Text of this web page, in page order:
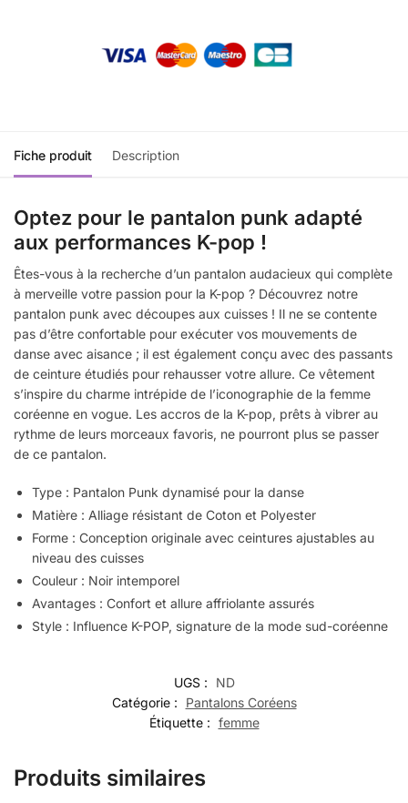
Fiche produit Description
Optez pour le pantalon punk adapté
aux performances K-pop !
Êtes-vous à la recherche d’un pantalon audacieux qui complète
à merveille votre passion pour la K-pop ? Découvrez notre
pantalon punk avec découpes aux cuisses ! Il ne se contente
pas d’être confortable pour exécuter vos mouvements de
danse avec aisance ; il est également conçu avec des passants
de ceinture étudiés pour rehausser votre allure. Ce vêtement
s’inspire du charme intrépide de l’iconographie de la femme
coréenne en vogue. Les accros de la K-pop, prêts à vibrer au
rythme de leurs morceaux favoris, ne pourront plus se passer
de ce pantalon.
Type : Pantalon Punk dynamisé pour la danse
Matière : Alliage résistant de Coton et Polyester
Forme : Conception originale avec ceintures ajustables au
niveau des cuisses
Couleur : Noir intemporel
Avantages : Confort et allure affriolante assurés
Style : Influence K-POP, signature de la mode sud-coréenne
UGS :
ND
Catégorie :
Pantalons Coréens
Étiquette : femme
Produits similaires